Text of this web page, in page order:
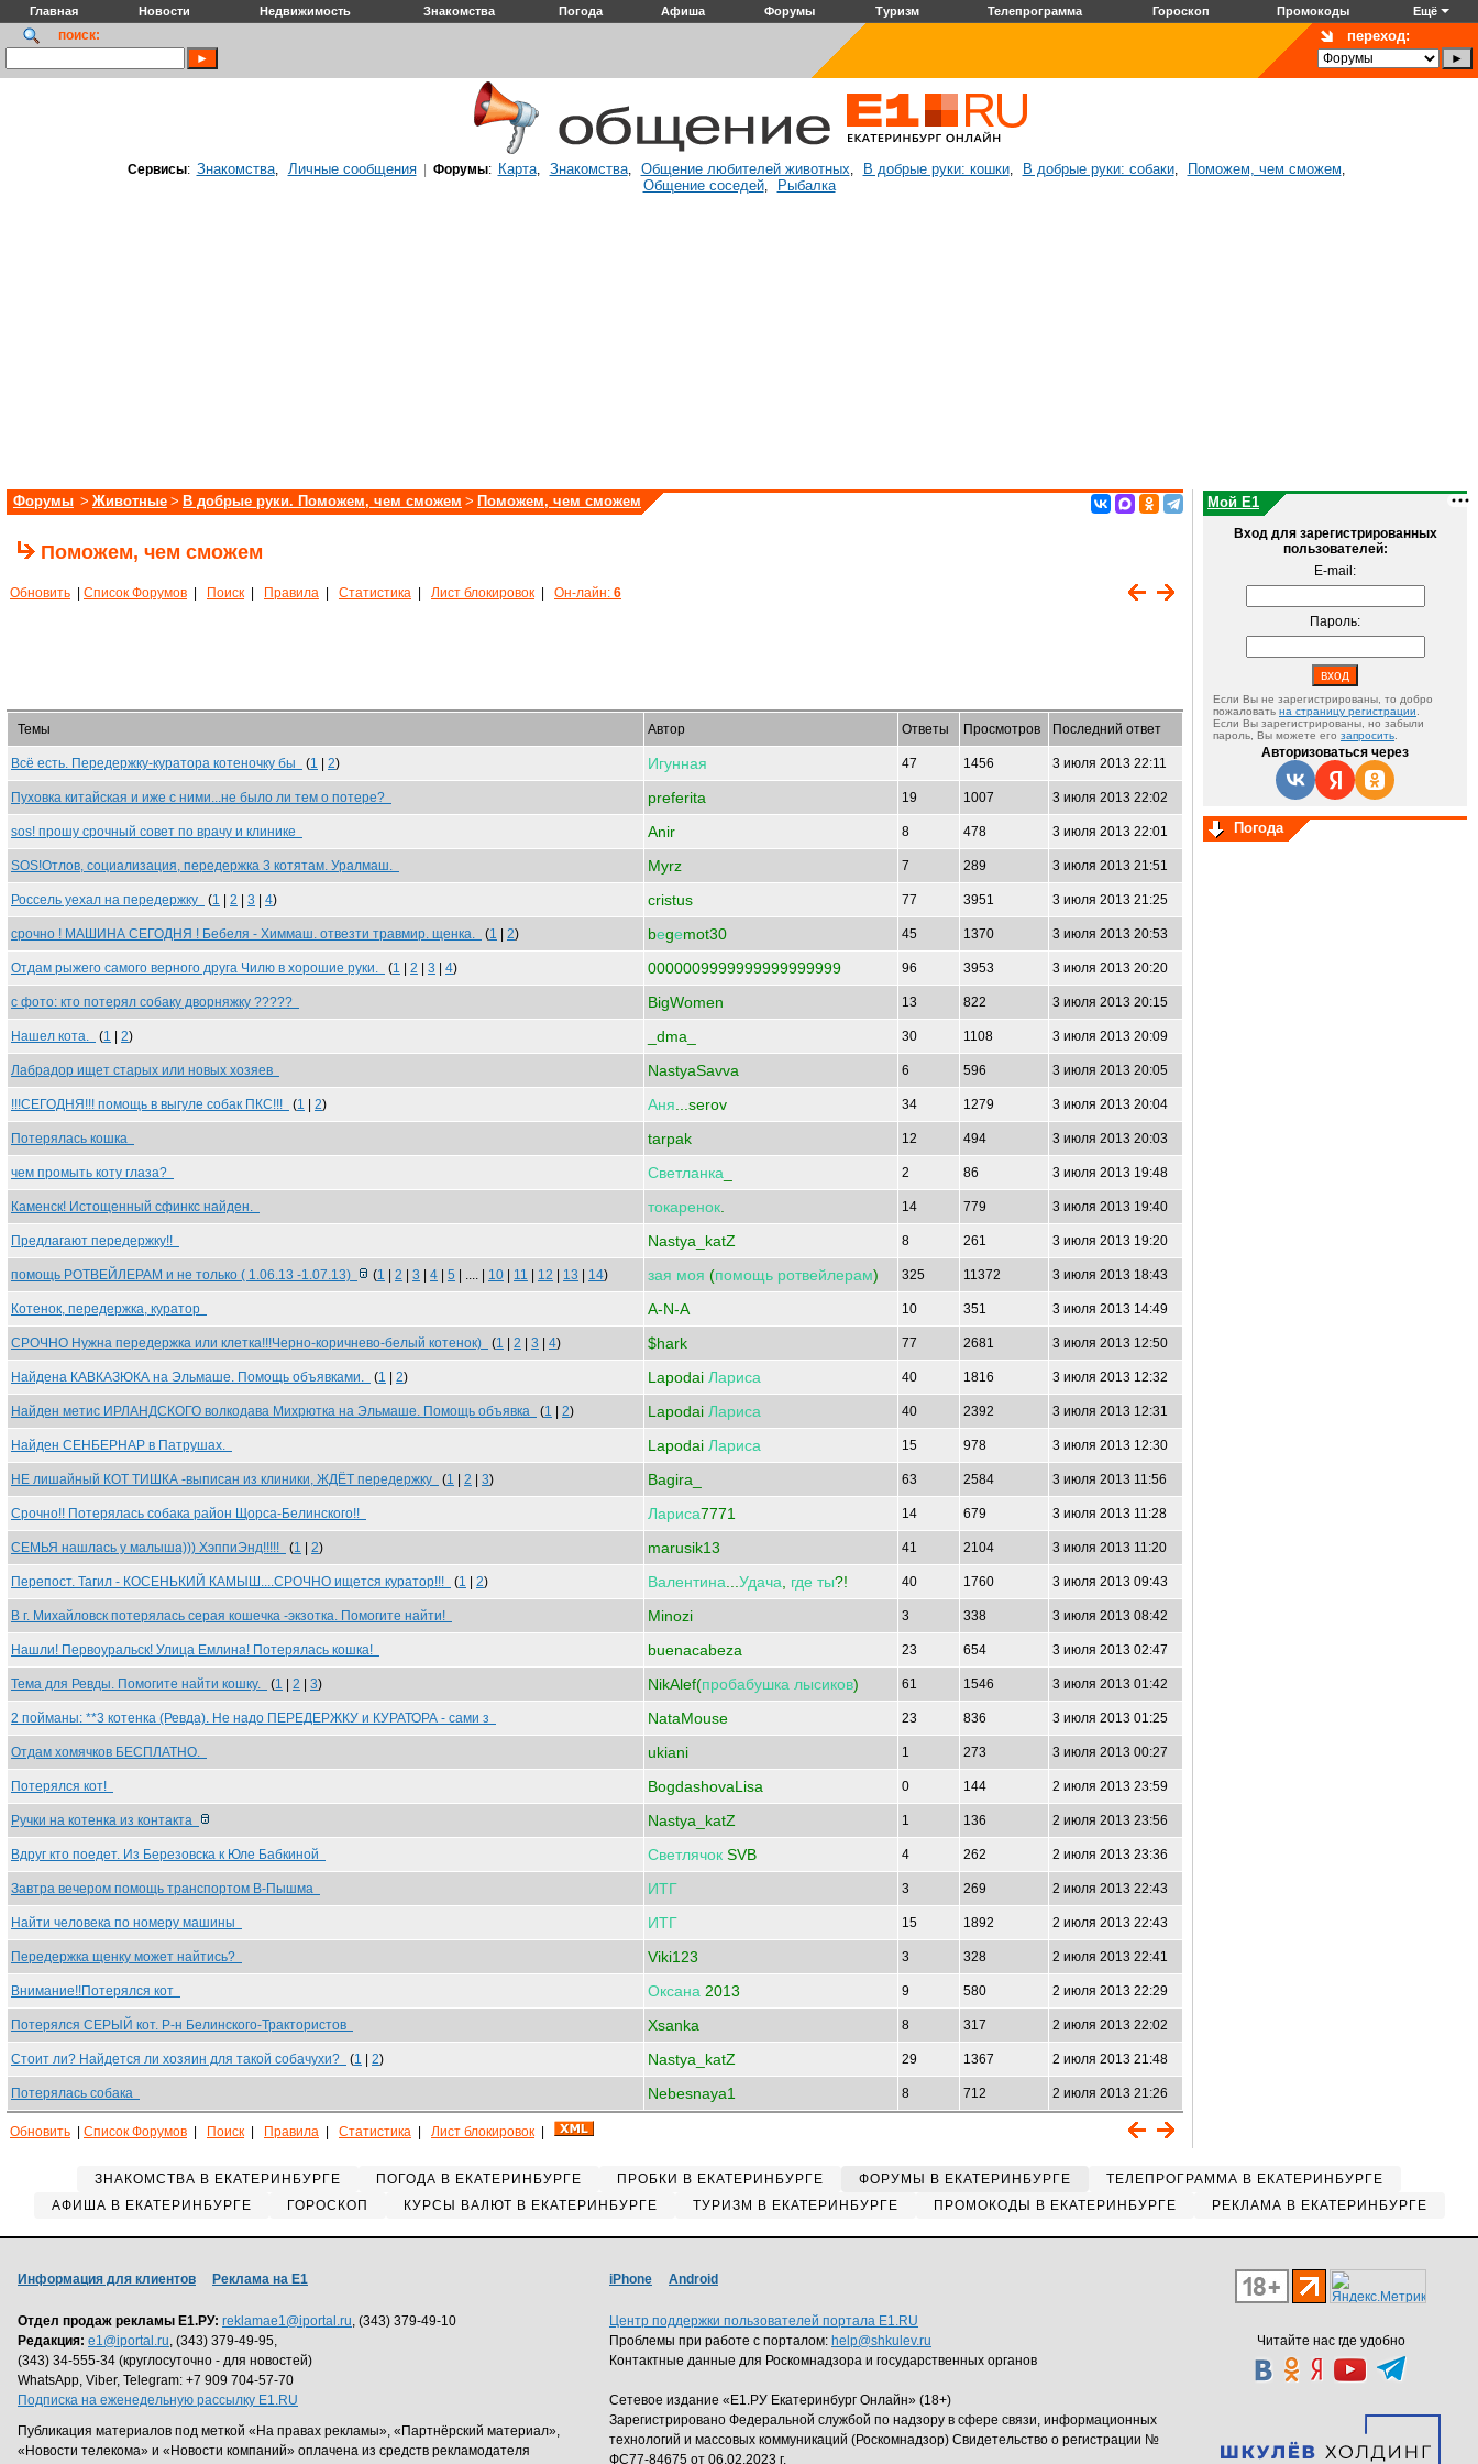
Главная Новости Недвижимость Знакомства Погода Афиша Форумы Туризм Телепрограмма Гороскоп Промокоды Ещё
поиск: переход:
Сервисы: Знакомства, Личные сообщения| Форумы: Карта, Знакомства, Общение любителей животных, В добрые руки: кошки, В добрые руки: собаки, Поможем, чем сможем,
Общение соседей, Рыбалка
Форумы > Животные > В добрые руки. Поможем, чем сможем > Поможем, чем сможем
Поможем, чем сможем
Обновить Список Форумов Поиск Правила Статистика Лист блокировок Он-лайн: 6
Темы Автор Ответы Просмотров Последний ответ
Всё есть. Передержку-куратора котеночку бы (1 2) Игунная 47 1456 3 июля 2013 22:11
Пуховка китайская и иже с ними...не было ли тем о потере? preferita 19 1007 3 июля 2013 22:02
sos! прошу срочный совет по врачу и клинике Anir 8 478 3 июля 2013 22:01
SOS!Отлов, социализация, передержка 3 котятам. Уралмаш. Myrz 7 289 3 июля 2013 21:51
Россель уехал на передержку (1 2 3 4) cristus 77 3951 3 июля 2013 21:25
срочно ! МАШИНА СЕГОДНЯ ! Бебеля - Химмаш. отвезти травмир. щенка. (1 2) bеgеmot30 45 1370 3 июля 2013 20:53
Отдам рыжего самого верного друга Чилю в хорошие руки. (1 2 3 4) 0000009999999999999999 96 3953 3 июля 2013 20:20
с фото: кто потерял собаку дворняжку ????? BigWomen 13 822 3 июля 2013 20:15
Нашел кота. (1 2) _dma_ 30 1108 3 июля 2013 20:09
Лабрадор ищет старых или новых хозяев NastyaSavva 6 596 3 июля 2013 20:05
!!!СЕГОДНЯ!!! помощь в выгуле собак ПКС!!! (1 2) Аня ...serov 34 1279 3 июля 2013 20:04
Потерялась кошка tarpak 12 494 3 июля 2013 20:03
чем промыть коту глаза? Светланка 2 86 3 июля 2013 19:48
Каменск! Истощенный сфинкс найден. токаренок 14 779 3 июля 2013 19:40
Предлагают передержку!! Nastya_katZ 8 261 3 июля 2013 19:20
помощь РОТВЕЙЛЕРАМ и не только ( 1.06.13 -1.07.13) (1 2 3 4 5 | .... | 10 11 12 13 14) зая моя (помощь ротвейлерам) 325 11372 3 июля 2013 18:43
Котенок, передержка, куратор A-N-A 10 351 3 июля 2013 14:49
СРОЧНО Нужна передержка или клетка!!!Черно-коричнево-белый котенок) (1 2 3 4) $hark 77 2681 3 июля 2013 12:50
Найдена КАВКАЗЮКА на Эльмаше. Помощь объявками. (1 2) Lapodai Лариса 40 1816 3 июля 2013 12:32
Найден метис ИРЛАНДСКОГО волкодава Михрютка на Эльмаше. Помощь объявка (1 2) Lapodai Лариса 40 2392 3 июля 2013 12:31
Найден СЕНБЕРНАР в Патрушах. Lapodai Лариса 15 978 3 июля 2013 12:30
НЕ лишайный КОТ ТИШКА -выписан из клиники, ЖДЁТ передержку (1 2 3) Bagira_ 63 2584 3 июля 2013 11:56
Срочно!! Потерялась собака район Щорса-Белинского!! Лариса7771 14 679 3 июля 2013 11:28
СЕМЬЯ нашлась у малыша))) ХэппиЭнд!!!!! (1 2) marusik13 41 2104 3 июля 2013 11:20
Перепост. Тагил - КОСЕНЬКИЙ КАМЫШ....СРОЧНО ищется куратор!!! (1 2) Валентина Удача где ты?! 40 1760 3 июля 2013 09:43
В г. Михайловск потерялась серая кошечка -экзотка. Помогите найти! Minozi 3 338 3 июля 2013 08:42
Нашли! Первоуральск! Улица Емлина! Потерялась кошка! buenacabeza 23 654 3 июля 2013 02:47
Тема для Ревды. Помогите найти кошку. (1 2 3) NikAlef(пробабушка лысиков) 61 1546 3 июля 2013 01:42
2 пойманы: **3 котенка (Ревда). Не надо ПЕРЕДЕРЖКУ и КУРАТОРА - сами з NataMouse 23 836 3 июля 2013 01:25
Отдам хомячков БЕСПЛАТНО. ukiani 1 273 3 июля 2013 00:27
Потерялся кот! BogdashovaLisa 0 144 2 июля 2013 23:59
Ручки на котенка из контакта Nastya_katZ 1 136 2 июля 2013 23:56
Вдруг кто поедет. Из Березовска к Юле Бабкиной Светлячок SVB 4 262 2 июля 2013 23:36
Завтра вечером помощь транспортом В-Пышма ИТГ 3 269 2 июля 2013 22:43
Найти человека по номеру машины ИТГ 15 1892 2 июля 2013 22:43
Передержка щенку может найтись? Viki123 3 328 2 июля 2013 22:41
Внимание!!Потерялся кот Оксана 2013 9 580 2 июля 2013 22:29
Потерялся СЕРЫЙ кот. Р-н Белинского-Трактористов Xsanka 8 317 2 июля 2013 22:02
Стоит ли? Найдется ли хозяин для такой собачухи? (1 2) Nastya_katZ 29 1367 2 июля 2013 21:48
Потерялась собака Nebesnaya1 8 712 2 июля 2013 21:26
Обновить Список Форумов Поиск Правила Статистика Лист блокировок
Мой E1
Вход для зарегистрированных
пользователей:
E-mail:
Пароль:
Если Вы не зарегистрированы, то добро
пожаловать на страницу регистрации
Если Вы зарегистрированы, но забыли
пароль, Вы можете его запросить
Авторизоваться через
Погода
ЗНАКОМСТВА В ЕКАТЕРИНБУРГЕ ПОГОДА В ЕКАТЕРИНБУРГЕ ПРОБКИ В ЕКАТЕРИНБУРГЕ ФОРУМЫ В ЕКАТЕРИНБУРГЕ
ТЕЛЕПРОГРАММА В ЕКАТЕРИНБУРГЕ
АФИША В ЕКАТЕРИНБУРГЕ
ГОРОСКОП КУРСЫ ВАЛЮТ В ЕКАТЕРИНБУРГЕ ТУРИЗМ В ЕКАТЕРИНБУРГЕ ПРОМОКОДЫ В ЕКАТЕРИНБУРГЕ РЕКЛАМА В ЕКАТЕРИНБУРГЕ
Читайте нас где удобно
Информация для клиентов Реклама на Е1
Отдел продаж рекламы Е1.РУ: reklamae1@iportal.ru, (343) 379-49-10
Редакция: e1@iportal.ru, (343) 379-49-95,
(343) 34-555-34 (круглосуточно - для новостей)
WhatsApp, Viber, Telegram: +7 909 704-57-70
Подписка на еженедельную рассылку E1.RU
Публикация материалов под меткой «На правах рекламы», «Партнёрский материал»,
«Новости телекома» и «Новости компаний» оплачена из средств рекламодателя
iPhone Android
Центр поддержки пользователей портала E1.RU
Проблемы при работе с порталом: help@shkulev.ru
Контактные данные для Роскомнадзора и государственных органов
Сетевое издание «Е1.РУ Екатеринбург Онлайн» (18+)
Зарегистрировано Федеральной службой по надзору в сфере связи, информационных
технологий и массовых коммуникаций (Роскомнадзор) Свидетельство о регистрации №
ФС77-84675 от 06.02.2023 г.